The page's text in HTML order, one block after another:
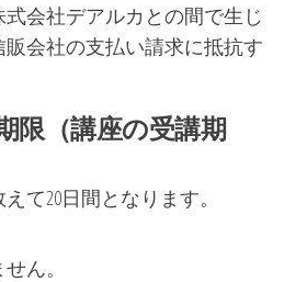
会社デアルカとの間で生じ
会社の支払い請求に抵抗す
限（講座の受講期
て20日間となります。
ん。